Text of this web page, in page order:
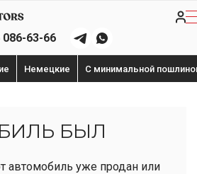
086-63-66
Немецкие С минимальной
БЫЛ
автомобиль уже продан или